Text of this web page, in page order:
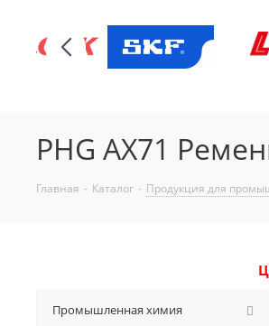
PHG AX71
Главная - Каталог - Продукция для
Промышленная химия